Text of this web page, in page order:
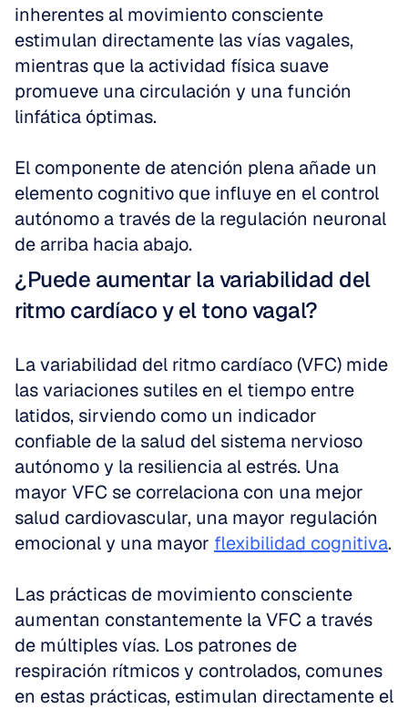
inherentes al movimiento consciente
estimulan directamente las vías vagales,
mientras que la actividad física suave
promueve una circulación y una función
linfática óptimas.
El componente de atención plena añade un
elemento cognitivo que influye en el control
autónomo a través de la regulación neuronal
de arriba hacia abajo.
¿Puede aumentar la variabilidad del
ritmo cardíaco y el tono vagal?
La variabilidad del ritmo cardíaco (VFC) mide
las variaciones sutiles en el tiempo entre
latidos, sirviendo como un indicador
confiable de la salud del sistema nervioso
autónomo y la resiliencia al estrés. Una
mayor VFC se correlaciona con una mejor
salud cardiovascular, una mayor regulación
emocional y una mayor flexibilidad cognitiva.
Las prácticas de movimiento consciente
aumentan constantemente la VFC a través
de múltiples vías. Los patrones de
respiración rítmicos y controlados, comunes
en estas prácticas, estimulan directamente el